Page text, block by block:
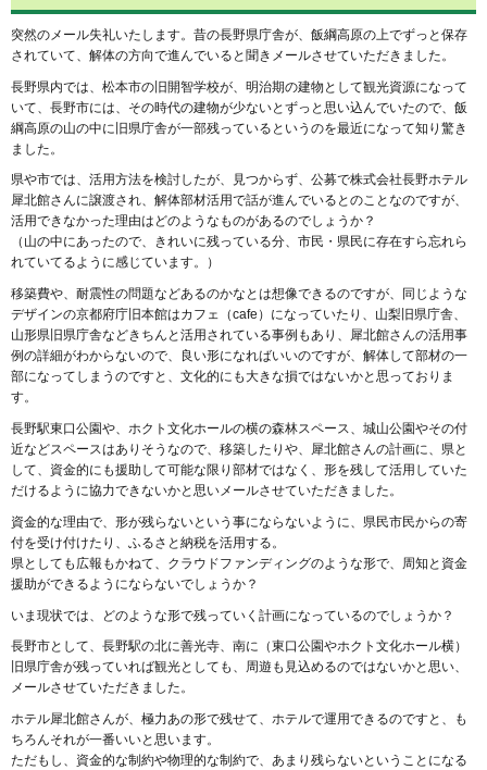
突然のメール失礼いたします。昔の長野県庁舎が、飯綱高原の上でずっと保存
されていて、解体の方向で進んでいると聞きメールさせていただきました。
長野県内では、松本市の旧開智学校が、明治期の建物として観光資源になって
いて、長野市には、その時代の建物が少ないとずっと思い込んでいたので、飯
綱高原の山の中に旧県庁舎が一部残っているというのを最近になって知り驚き
ました。
県や市では、活用方法を検討したが、見つからず、公募で株式会社長野ホテル
犀北館さんに譲渡され、解体部材活用で話が進んでいるとのことなのですが、
活用できなかった理由はどのようなものがあるのでしょうか？
（山の中にあったので、きれいに残っている分、市民・県民に存在すら忘れら
れていてるように感じています。）
移築費や、耐震性の問題などあるのかなとは想像できるのですが、同じような
デザインの京都府庁旧本館はカフェ（cafe）になっていたり、山梨旧県庁舎、
山形県旧県庁舎などきちんと活用されている事例もあり、犀北館さんの活用事
例の詳細がわからないので、良い形になればいいのですが、解体して部材の一
部になってしまうのですと、文化的にも大きな損ではないかと思っておりま
す。
長野駅東口公園や、ホクト文化ホールの横の森林スペース、城山公園やその付
近などスペースはありそうなので、移築したりや、犀北館さんの計画に、県と
して、資金的にも援助して可能な限り部材ではなく、形を残して活用していた
だけるように協力できないかと思いメールさせていただきました。
資金的な理由で、形が残らないという事にならないように、県民市民からの寄
付を受け付けたり、ふるさと納税を活用する。
県としても広報もかねて、クラウドファンディングのような形で、周知と資金
援助ができるようにならないでしょうか？
いま現状では、どのような形で残っていく計画になっているのでしょうか？
長野市として、長野駅の北に善光寺、南に（東口公園やホクト文化ホール横）
旧県庁舎が残っていれば観光としても、周遊も見込めるのではないかと思い、
メールさせていただきました。
ホテル犀北館さんが、極力あの形で残せて、ホテルで運用できるのですと、も
ちろんそれが一番いいと思います。
ただもし、資金的な制約や物理的な制約で、あまり残らないということになる